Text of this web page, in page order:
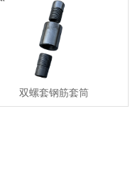
双螺套钢筋套筒